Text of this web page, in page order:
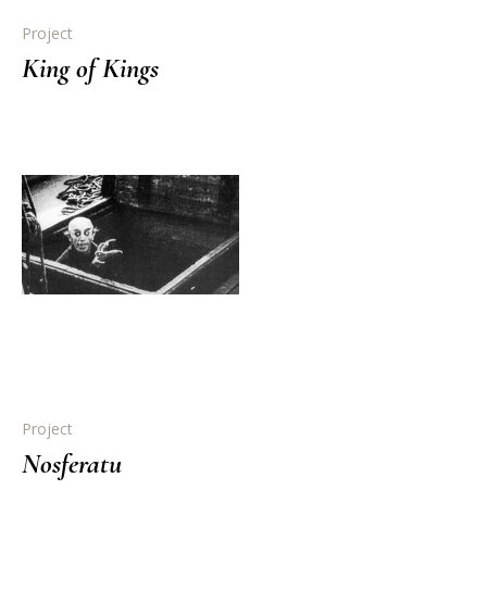
Project
King of Kings
Project
Nosferatu